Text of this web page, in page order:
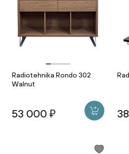
Radiotehnika Rondo 302
Walnut
53 000 ₽